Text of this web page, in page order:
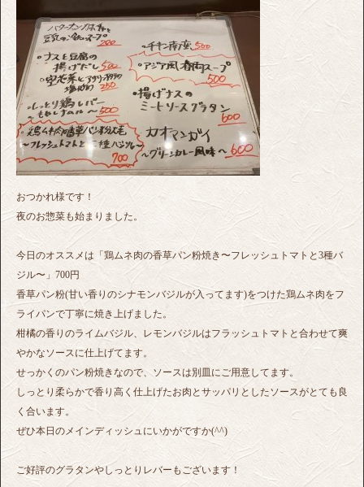
おつかれ様です！
夜のお惣菜も始まりました。
今日のオススメは「鶏ムネ肉の香草パン粉焼き〜フレッシュトマトと3種バ
ジル〜」700円
香草パン粉(甘い香りのシナモンバジルが入ってます)をつけた鶏ムネ肉をフ
ライパンで丁寧に焼き上げました。
柑橘の香りのライムバジル、レモンバジルはフラッシュトマトと合わせて爽
やかなソースに仕上げてます。
せっかくのパン粉焼きなので、ソースは別皿にご用意してます。
しっとり柔らかで香り高く仕上げたお肉とサッパリとしたソースがとても良
く合います。
ぜひ本日のメインディッシュにいかがですか(^^)
ご好評のグラタンやしっとりレバーもございます！